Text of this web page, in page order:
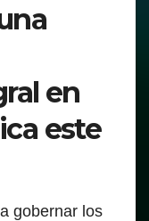
en
este
gobernar los